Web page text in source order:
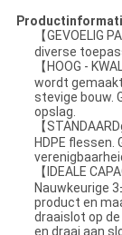
【GEVOELIG
diverse
【HOOG -
wordt
stevige bouw.
opslag.
【
HDPE
【IDEALE
Nauwkeurige
product en
draaislot op
en draai aan